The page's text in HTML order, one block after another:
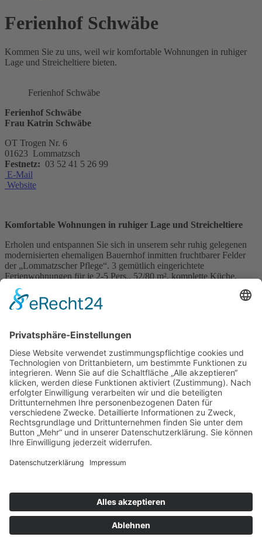
Ferienhof Schwäbe
Kommen Sie zu uns, weil wir komfortable Wohnungen in ruhiger
Lage und Streicheltiere bieten.
Ferienhof Schwäbe
Ferienhof Schwäbe
Frau Katrin Schwäbe
OT Trogen Nr. 6
01623 Lommatzsch
Festnetz: 03 52 41 5 26 99
E-Mail
Website
Komfortable Wohnungen in ruhiger Lage und Streicheltiere
Erholen und entspannen Sie sich in unserem sehr ruhig gelegenen
modernisierten ehemaligen Bauernhof inmitten fruchtbarer Felder
der „Lommatzscher Pflege“. 3 gemütlich eingerichtete
Ferienwohnungen für je 2-5 Pers., 52/80 m², komplette Küche,
Wohnzimmer, 1-3 Schlafzimmer, Bad, Sat-TV, WLAN,
Zentralheizung, Bettwäsche und Handtücher, Nichtraucher, Tiere
zum Streicheln.
Schweiz, Erzgebirge, Leipzig oder per Rad durch Felder und Auen
und auf dem Elberadweg
Preis:FeWo ab 40 Euro
Angebot
Hier direkt online buchen
»Wo liegt Lommatzsch
Zurück
© Landurlaub in Sachsen